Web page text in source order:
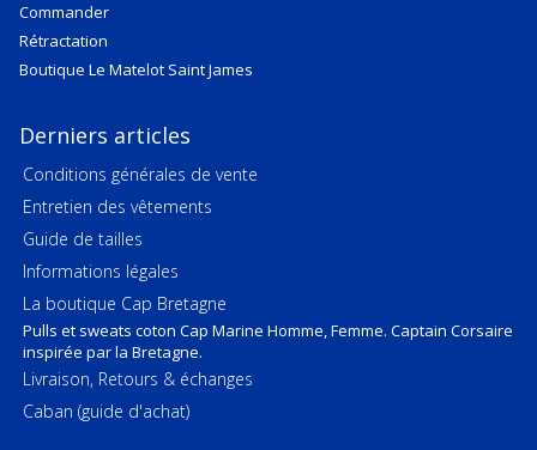
Commander
Rétractation
Boutique Le Matelot Saint James
Derniers articles
Conditions générales de vente
Entretien des vêtements
Guide de tailles
Informations légales
La boutique Cap Bretagne
Pulls et sweats coton Cap Marine Homme, Femme. Captain Corsaire
inspirée par la Bretagne.
Livraison, Retours & échanges
Caban (guide d'achat)